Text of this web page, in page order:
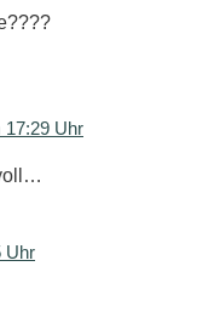
17:29 Uhr
Uhr